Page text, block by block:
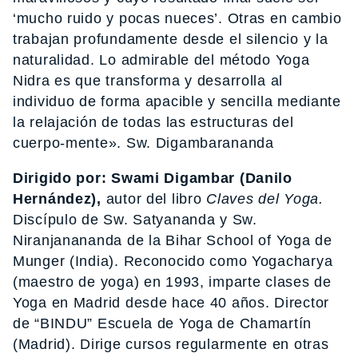
‘mucho ruido y pocas nueces’. Otras en cambio
trabajan profundamente desde el silencio y la
naturalidad. Lo admirable del método Yoga
Nidra es que transforma y desarrolla al
individuo de forma apacible y sencilla mediante
la relajación de todas las estructuras del
cuerpo-mente». Sw. Digambarananda
Dirigido por: Swami Digambar (Danilo
Hernández), autor del libro Claves del Yoga.
Discípulo de Sw. Satyananda y Sw.
Niranjanananda de la Bihar School of Yoga de
Munger (India). Reconocido como Yogacharya
(maestro de yoga) en 1993, imparte clases de
Yoga en Madrid desde hace 40 años. Director
de “BINDU” Escuela de Yoga de Chamartín
(Madrid). Dirige cursos regularmente en otras